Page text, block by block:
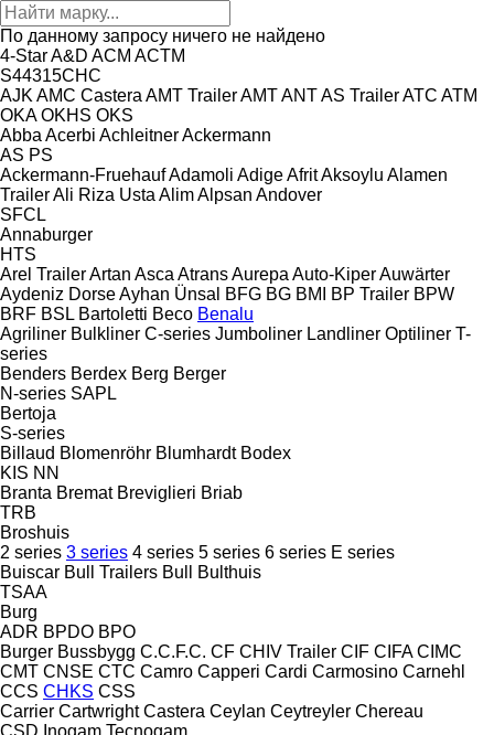
По данному запросу ничего не найдено
4-StarA&D ACM ACTM
S44315CHC
AJK AMC Castera AMT TrailerAMTANTAS TrailerATC ATM
OKA OKHS OKS
Abba Acerbi AchleitnerAckermann
AS PS
Ackermann-FruehaufAdamoli AdigeAfritAksoylu Alamen
TrailerAli Riza Usta AlimAlpsan Andover
SFCL
Annaburger
HTS
Arel TrailerArtan Asca AtransAurepa Auto-KiperAuwärter
Aydeniz DorseAyhan Ünsal BFG BG BMI BP Trailer BPW
BRF BSL Bartoletti Beco Benalu
Agriliner Bulkliner C-series Jumboliner Landliner Optiliner T-
series
Benders Berdex Berg Berger
N-series SAPL
Bertoja
S-series
Billaud Blomenröhr Blumhardt Bodex
KIS NN
Branta Bremat Breviglieri Briab
TRB
Broshuis
2 series 3 series 4 series 5 series 6 series E series
Buiscar Bull Trailers Bull
Bulthuis
TSAA
Burg
ADR BPDO BPO
Burger Bussbygg C.C.F.C. CF CHIV Trailer CIF CIFA CIMC
CMT CNSE CTC Camro Capperi Cardi Carmosino Carnehl
CCS CHKS CSS
Carrier Cartwright Castera Ceylan Ceytreyler Chereau
CSD Inogam Tecnogam